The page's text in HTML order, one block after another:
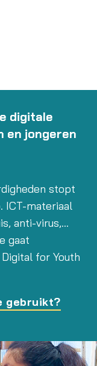
digitale
en jongeren
stopt
ICT-materiaal
anti-virus,…
gaat
for Youth
gebruikt?